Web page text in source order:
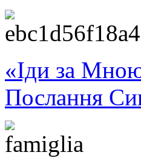
«Іди за
Послання